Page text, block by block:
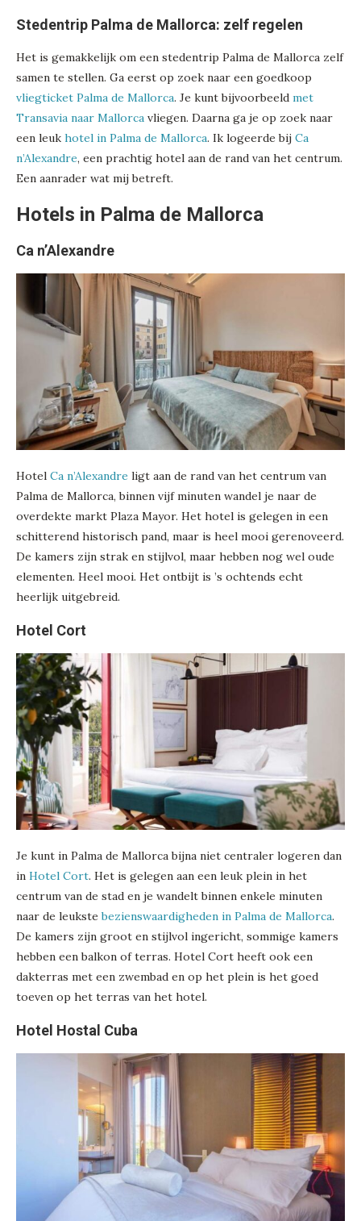
Stedentrip Palma de Mallorca: zelf regelen
Het is gemakkelijk om een stedentrip Palma de Mallorca zelf
samen te stellen. Ga eerst op zoek naar een goedkoop
vliegticket Palma de Mallorca. Je kunt bijvoorbeeld met
Transavia naar Mallorca vliegen. Daarna ga je op zoek naar
een leuk hotel in Palma de Mallorca. Ik logeerde bij Ca
n’Alexandre, een prachtig hotel aan de rand van het centrum.
Een aanrader wat mij betreft.
Hotels in Palma de Mallorca
Ca n’Alexandre
Hotel Ca n’Alexandre ligt aan de rand van het centrum van
Palma de Mallorca, binnen vijf minuten wandel je naar de
overdekte markt Plaza Mayor. Het hotel is gelegen in een
schitterend historisch pand, maar is heel mooi gerenoveerd.
De kamers zijn strak en stijlvol, maar hebben nog wel oude
elementen. Heel mooi. Het ontbijt is ’s ochtends echt
heerlijk uitgebreid.
Hotel Cort
Je kunt in Palma de Mallorca bijna niet centraler logeren dan
in Hotel Cort. Het is gelegen aan een leuk plein in het
centrum van de stad en je wandelt binnen enkele minuten
naar de leukstebezienswaardigheden in Palma de Mallorca.
De kamers zijn groot en stijlvol ingericht, sommige kamers
hebben een balkon of terras. Hotel Cort heeft ook een
dakterras met een zwembad en op het plein is het goed
toeven op het terras van het hotel.
Hotel Hostal Cuba